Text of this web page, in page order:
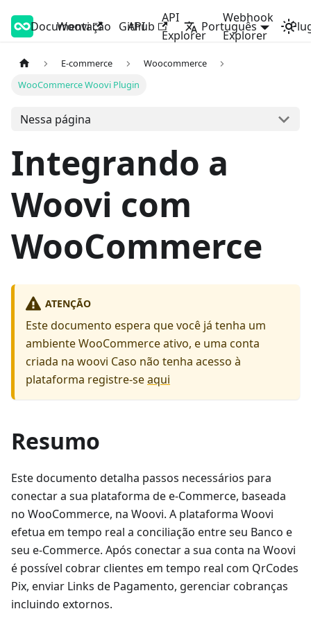
Woovi Developers
Documentação API
API
Explorer
Webhook
Explorer
Woovi Github Português
E-commerce
Woocommerce
WooCommerce Woovi Plugin
Nessa página
Integrando a
Woovi com
WooCommerce
ATENÇÃO
Este documento espera que você já tenha um
ambiente WooCommerce ativo, e uma conta
criada na woovi Caso não tenha acesso à
plataforma registre-seaqui
Resumo
Este documento detalha passos necessários para
conectar a sua plataforma de e-Commerce, baseada
no WooCommerce, na Woovi. A plataforma Woovi
efetua em tempo real a conciliação entre seu Banco e
seu e-Commerce. Após conectar a sua conta na Woovi
é possível cobrar clientes em tempo real com QrCodes
Pix, enviar Links de Pagamento, gerenciar cobranças
incluindo extornos.